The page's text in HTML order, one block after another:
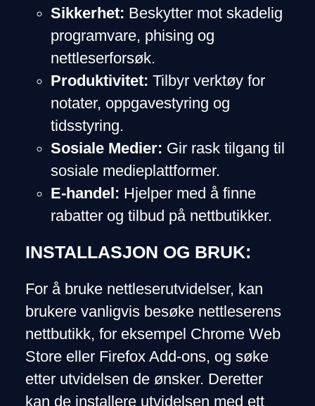
Sikkerhet: Beskytter mot skadelig
programvare, phising og
nettleserforsøk.
Produktivitet: Tilbyr verktøy for
notater, oppgavestyring og
tidsstyring.
Sosiale Medier: Gir rask tilgang til
sosiale medieplattformer.
E-handel: Hjelper med å finne
rabatter og tilbud på nettbutikker.
INSTALLASJON OG BRUK:
For å bruke nettleserutvidelser, kan
brukere vanligvis besøke nettleserens
nettbutikk, for eksempel Chrome Web
Store eller Firefox Add-ons, og søke
etter utvidelsen de ønsker. Deretter
kan de installere utvidelsen med ett